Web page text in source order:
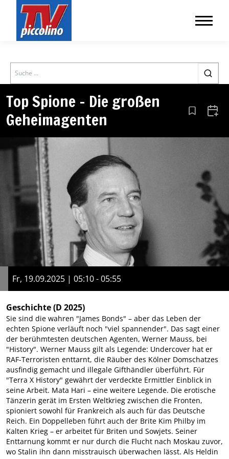
Search
Top Spione – Die großen
Geheimagenten
Aus den
Fr, 19.09.2025 | 05:10 - 05:55
Geschichte(D 2025)
Sie sind die wahren "James Bonds" – aber das Leben der
echten Spione verläuft noch "viel spannender". Das sagt einer
der berühmtesten deutschen Agenten, Werner Mauss, bei
"History". Werner Mauss gilt als Legende: Undercover hat er
RAF-Terroristen enttarnt, die Räuber des Kölner Domschatzes
ausfindig gemacht und illegale Gifthändler überführt. Für
"Terra X History" gewährt der verdeckte Ermittler Einblick in
seine Arbeit. Mata Hari – eine weitere Legende. Die erotische
Tänzerin gerät im Ersten Weltkrieg zwischen die Fronten,
spioniert sowohl für Frankreich als auch für das Deutsche
Reich. Ein Doppelleben führt auch der Brite Kim Philby im
Kalten Krieg – er arbeitet für Briten und Sowjets. Seiner
Enttarnung kommt er nur durch die Flucht nach Moskau zuvor,
wo Stalin ihn dann misstrauisch überwachen lässt. Als Heldin